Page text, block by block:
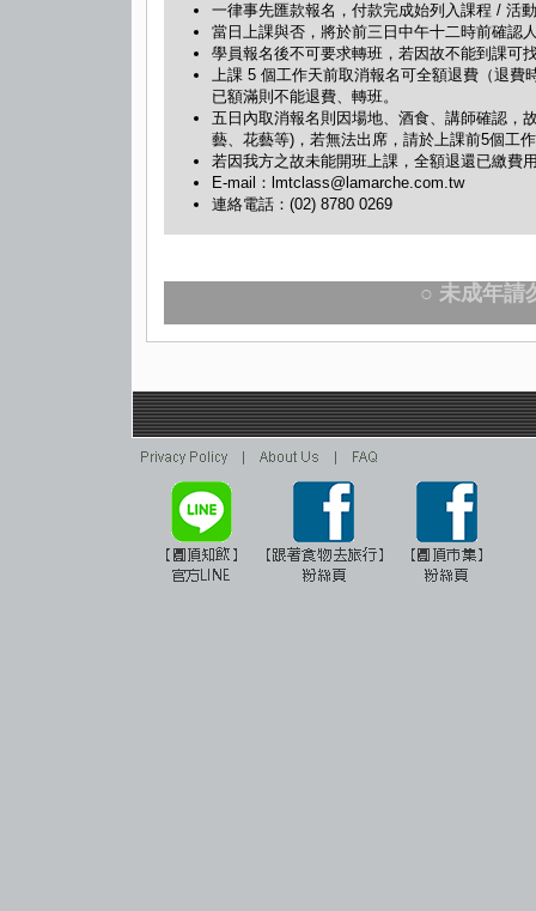
一律事先匯款報名，付款完成始列入課程 / 活
當日上課與否，將於前三日中午十二時前確認
學員報名後不可要求轉班，若因故不能到課可
上課 5 個工作天前取消報名可全額退費（退費
已額滿則不能退費、轉班。
五日內取消報名則因場地、酒食、講師確認，
藝、花藝等)，若無法出席，請於上課前5個工
若因我方之故未能開班上課，全額退還已繳費
E-mail：lmtclass@lamarche.com.tw
連絡電話：(02) 8780 0269
○ 未成年請